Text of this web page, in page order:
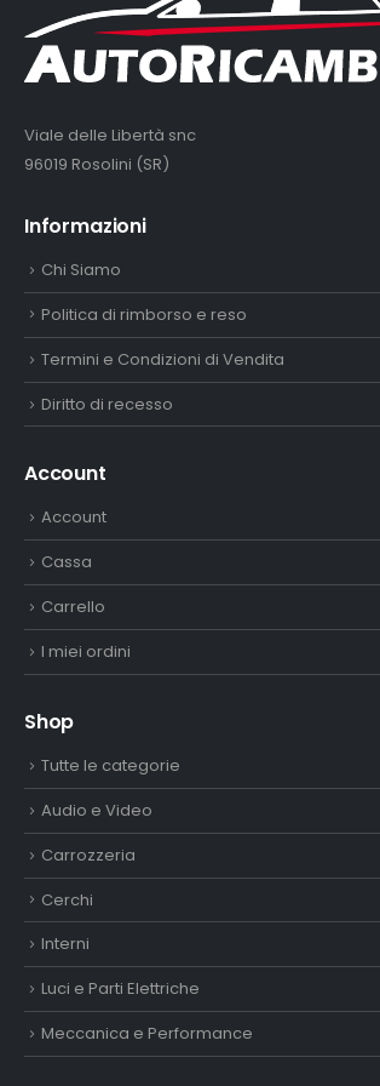
Viale delle Libertà snc
96019 Rosolini (SR)
Informazioni
Chi Siamo
Politica di rimborso e reso
Termini e Condizioni di Vendita
Diritto di recesso
Account
Account
Cassa
Carrello
I miei ordini
Shop
Tutte le categorie
Audio e Video
Carrozzeria
Cerchi
Interni
Luci e Parti Elettriche
Meccanica e Performance